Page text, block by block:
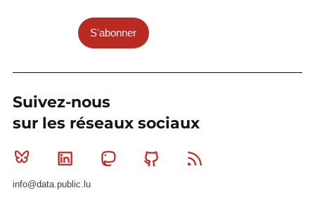
S'abonner
Suivez-nous
sur les réseaux sociaux
Bluesky Linkedin MastodonGithub
info@data.public.lu